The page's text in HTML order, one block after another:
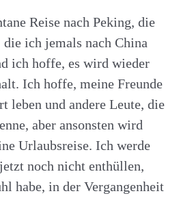
Reise nach Peking, die
die ich jemals nach China
ich hoffe, es wird wieder
Ich hoffe, meine Freunde
leben und andere Leute, die
aber ansonsten wird
Urlaubsreise. Ich werde
noch nicht enthüllen,
habe, in der Vergangenheit